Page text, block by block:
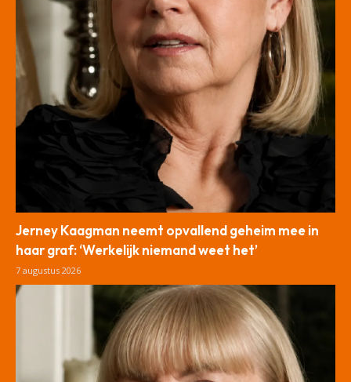
Jerney Kaagman neemt opvallend geheim mee in
haar graf: ‘Werkelijk niemand weet het’
7 augustus 2026